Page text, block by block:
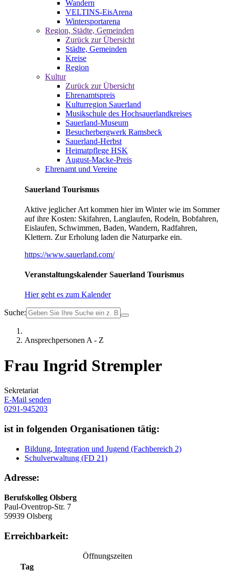
Wandern
VELTINS-EisArena
Wintersportarena
Region, Städte, Gemeinden
Zurück zur Übersicht
Städte, Gemeinden
Kreise
Region
Kultur
Zurück zur Übersicht
Ehrenamtspreis
Kulturregion Sauerland
Musikschule des Hochsauerlandkreises
Sauerland-Museum
Besucherbergwerk Ramsbeck
Sauerland-Herbst
Heimatpflege HSK
August-Macke-Preis
Ehrenamt und Vereine
Sauerland Tourismus
Aktive jeglicher Art kommen hier im Winter wie im Sommer
auf ihre Kosten: Skifahren, Langlaufen, Rodeln, Bobfahren,
Eislaufen, Schwimmen, Baden, Wandern, Radfahren,
Klettern. Zur Erholung laden die Naturparke ein.
https://www.sauerland.com/
Veranstaltungskalender Sauerland Tourismus
Hier geht es zum Kalender
Suche:
Ansprechpersonen A - Z
Frau Ingrid Strempler
Sekretariat
E-Mail senden
0291-945203
ist in folgenden Organisationen tätig:
Bildung, Integration und Jugend (Fachbereich 2)
Schulverwaltung (FD 21)
Adresse:
Berufskolleg Olsberg
Paul-Oventrop-Str. 7
59939 Olsberg
Erreichbarkeit:
Öffnungszeiten
Tag